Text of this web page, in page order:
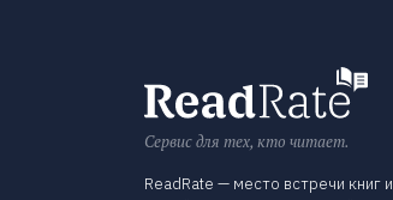
Сервис для тех, кто читает.
ReadRate — место встречи книг и